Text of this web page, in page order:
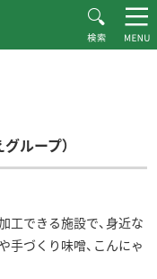
プ）
ループ）
工できる施設で、身近な
手づくり味噌、こんにゃ